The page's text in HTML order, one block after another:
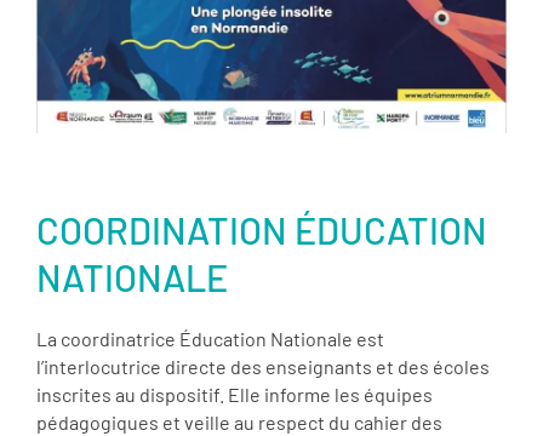
En savoir plus
COORDINATION ÉDUCATION
NATIONALE
La coordinatrice Éducation Nationale est
l’interlocutrice directe des enseignants et des écoles
inscrites au dispositif. Elle informe les équipes
pédagogiques et veille au respect du cahier des